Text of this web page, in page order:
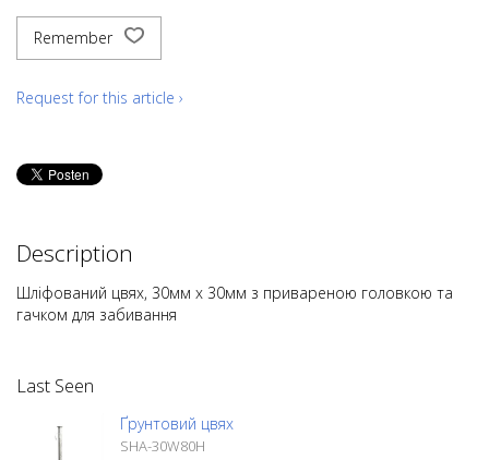
Remember
Request for this article ›
Description
Шліфований цвях, 30мм x 30мм з привареною головкою та
гачком для забивання
Last Seen
Ґрунтовий цвях
SHA-30W80H